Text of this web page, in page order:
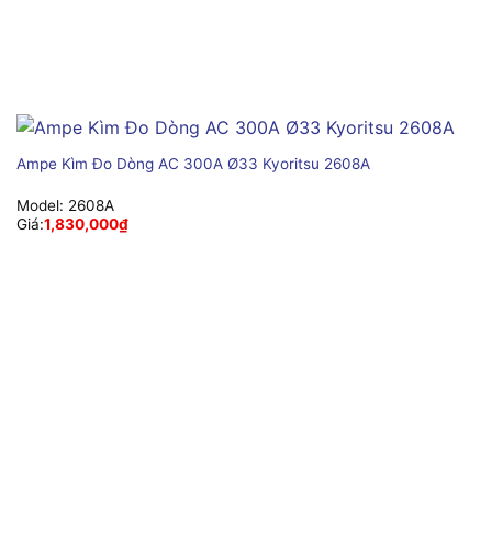
Ampe Kìm Đo Dòng AC 300A Ø33 Kyoritsu 2608A
Model: 2608A
Giá:1,830,000₫